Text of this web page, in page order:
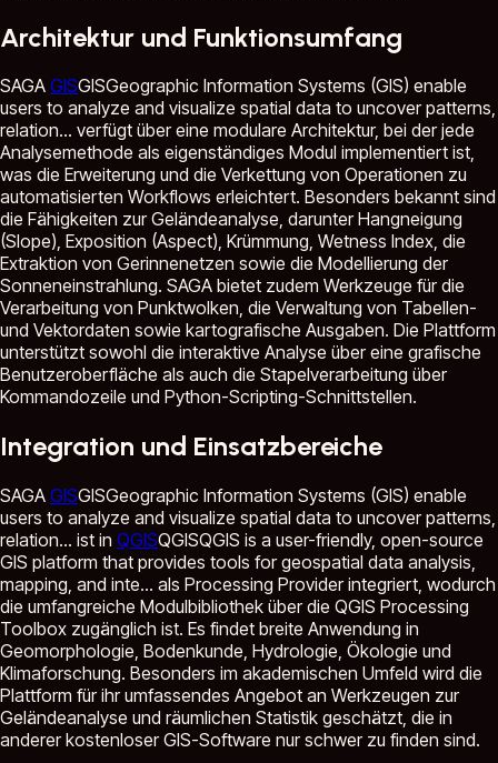
Architektur und Funktionsumfang
SAGA GISGISGeographic Information Systems (GIS) enable
users to analyze and visualize spatial data to uncover patterns,
relation... verfügt über eine modulare Architektur, bei der jede
Analysemethode als eigenständiges Modul implementiert ist,
was die Erweiterung und die Verkettung von Operationen zu
automatisierten Workflows erleichtert. Besonders bekannt sind
die Fähigkeiten zur Geländeanalyse, darunter Hangneigung
(Slope), Exposition (Aspect), Krümmung, Wetness Index, die
Extraktion von Gerinnenetzen sowie die Modellierung der
Sonneneinstrahlung. SAGA bietet zudem Werkzeuge für die
Verarbeitung von Punktwolken, die Verwaltung von Tabellen-
und Vektordaten sowie kartografische Ausgaben. Die Plattform
unterstützt sowohl die interaktive Analyse über eine grafische
Benutzeroberfläche als auch die Stapelverarbeitung über
Kommandozeile und Python-Scripting-Schnittstellen.
Integration und Einsatzbereiche
SAGA GISGISGeographic Information Systems (GIS) enable
users to analyze and visualize spatial data to uncover patterns,
relation... ist in QGISQGISQGIS is a user-friendly, open-source
GIS platform that provides tools for geospatial data analysis,
mapping, and inte... als Processing Provider integriert, wodurch
die umfangreiche Modulbibliothek über die QGIS Processing
Toolbox zugänglich ist. Es findet breite Anwendung in
Geomorphologie, Bodenkunde, Hydrologie, Ökologie und
Klimaforschung. Besonders im akademischen Umfeld wird die
Plattform für ihr umfassendes Angebot an Werkzeugen zur
Geländeanalyse und räumlichen Statistik geschätzt, die in
anderer kostenloser GIS-Software nur schwer zu finden sind.